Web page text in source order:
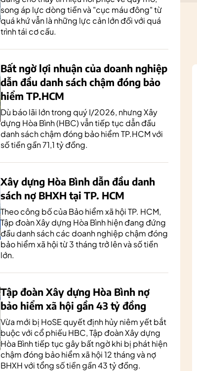
song áp lực dòng tiền và "cục máu đông" từ
quá khứ vẫn là những lực cản lớn đối với quá
trình tái cơ cấu.
Bất ngờ lợi nhuận của doanh nghiệp
dẫn đầu danh sách chậm đóng bảo
hiểm TP.HCM
Dù báo lãi lớn trong quý I/2026, nhưng Xây
dựng Hòa Bình (HBC) vẫn tiếp tục dẫn đầu
danh sách chậm đóng bảo hiểm TP.HCM với
số tiền gần 71,1 tỷ đồng.
Xây dựng Hòa Bình dẫn đầu danh
sách nợ BHXH tại TP. HCM
Theo công bố của Bảo hiểm xã hội TP. HCM,
Tập đoàn Xây dựng Hòa Bình hiện đang đứng
đầu danh sách các doanh nghiệp chậm đóng
bảo hiểm xã hội từ 3 tháng trở lên và số tiền
lớn.
Tập đoàn Xây dựng Hòa Bình nợ
bảo hiểm xã hội gần 43 tỷ đồng
Vừa mới bị HoSE quyết định hủy niêm yết bắt
buộc với cổ phiếu HBC, Tập đoàn Xây dựng
Hòa Bình tiếp tục gây bất ngờ khi bị phát hiện
chậm đóng bảo hiểm xã hội 12 tháng và nợ
BHXH với tổng số tiền gần 43 tỷ đồng.